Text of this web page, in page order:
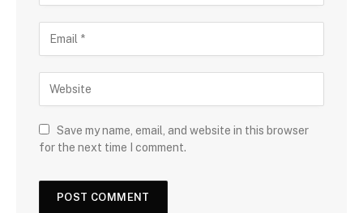
Save my name, email, and website in this browser
for the next time I comment.